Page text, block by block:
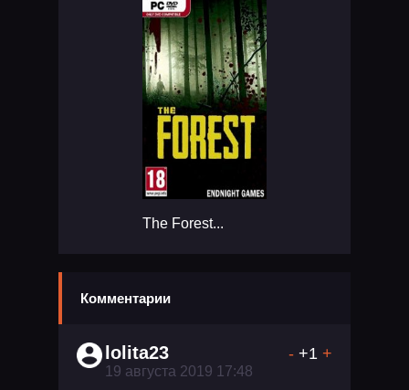
The Forest...
Комментарии
lolita23
19 августа 2019 17:48
- +1 +